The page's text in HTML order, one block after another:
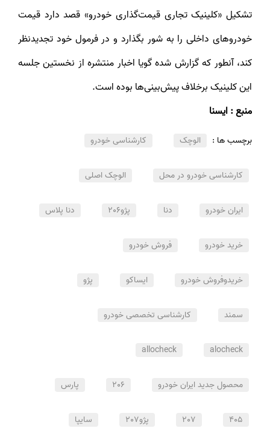
تشکیل «کلینیک تجاری قیمت‌گذاری خودرو» قصد دارد قیمت
خودروهای داخلی را به شور بگذارد و در فرمول خود تجدیدنظر
کند، آنطور که گزارش شده گویا اخبار منتشره از نخستین جلسه
این کلینیک برخلاف پیش‌بینی‌ها بوده است.
منبع : ایسنا
برچسب ها : الوچک کارشناسی خودرو
کارشناسی خودرو در محل الوچک اصلی
ایران خودرو دنا پژو206 دنا پلاس
خرید خودرو فروش خودرو
خریدوفروش خودرو ایساکو پژو
سمند کارشناسی تخصصی خودرو
alocheck
allocheck
محصول جدید ایران خودرو 206 پارس
405
207 پژو207 سایپا